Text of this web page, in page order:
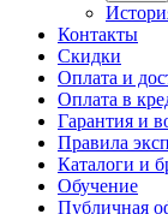
Контакты
Скидки
Оплата и
Оплата в
Гарантия и
Правила
Каталоги и
Обучение
Публичная